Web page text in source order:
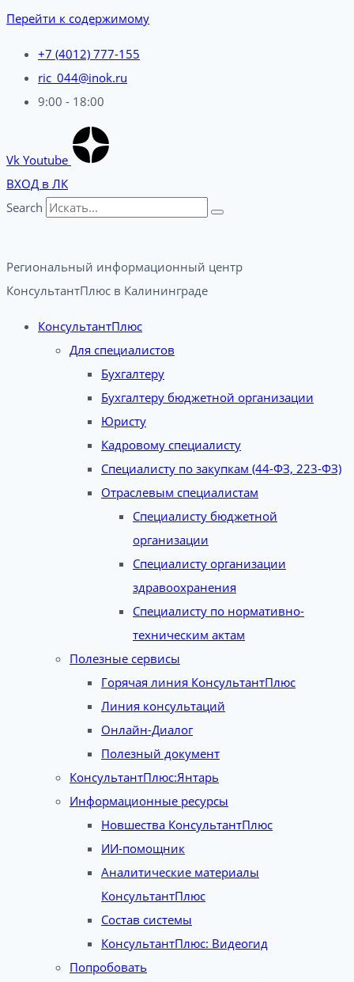
Перейти к содержимому
+7 (4012) 777-155
ric_044@inok.ru
9:00 - 18:00
Vk Youtube
ВХОД в ЛК
Search
Региональный информационный центр
КонсультантПлюс в Калининграде​
КонсультантПлюс
Для специалистов
Бухгалтеру
Бухгалтеру бюджетной организации
Юристу
Кадровому специалисту
Специалисту по закупкам (44-ФЗ, 223-ФЗ)
Отраслевым специалистам
Специалисту бюджетной
организации
Специалисту организации
здравоохранения
Специалисту по нормативно-
техническим актам
Полезные сервисы
Горячая линия КонсультантПлюс
Линия консультаций
Онлайн-Диалог
Полезный документ
КонсультантПлюс:Янтарь
Информационные ресурсы
Новшества КонсультантПлюс
ИИ-помощник
Аналитические материалы
КонсультантПлюс
Состав системы
КонсультантПлюс: Видеогид
Попробовать